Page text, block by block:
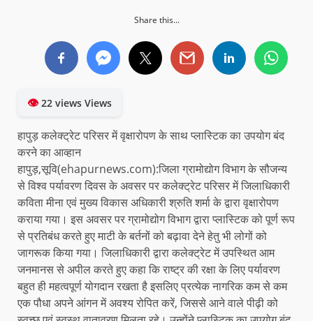
Share this...
👁22 views Views
हापुड़ कलेक्ट्रेट परिसर में वृक्षारोपण के साथ प्लास्टिक का उपयोग बंद
करने का आव्हान
हापुड़,सूवि(ehapurnews.com):जिला ग्रामोद्योग विभाग के सौजन्य
से विश्व पर्यावरण दिवस के अवसर पर कलेक्ट्रेट परिसर में जिलाधिकारी
कविता मीना एवं मुख्य विकास अधिकारी श्रुति शर्मा के द्वारा वृक्षारोपण
कराया गया। इस अवसर पर ग्रामोद्योग विभाग द्वारा प्लास्टिक को पूर्ण रूप
से प्रतिबंध करते हुए माटी के बर्तनों को बढ़ावा देने हेतु भी लोगों को
जागरूक किया गया। जिलाधिकारी द्वारा कलेक्ट्रेट में उपस्थित आम
जनमानस से अपील करते हुए कहा कि राष्ट्र की रक्षा के लिए पर्यावरण
बहुत ही महत्वपूर्ण योगदान रखता है इसलिए प्रत्येक नागरिक कम से कम
एक पौधा अपने आंगन में अवश्य रोपित करें, जिससे आने वाले पीढ़ी को